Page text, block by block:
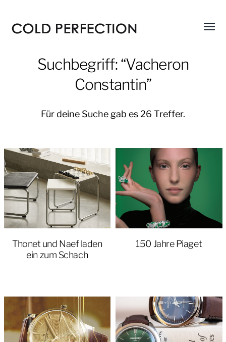
PERFECTION
Menü
Suchbegriff: “Vacheron
Constantin”
Für deine Suche gab es 26 Treffer.
Thonet und Naef laden
ein zum Schach
150 Jahre Piaget